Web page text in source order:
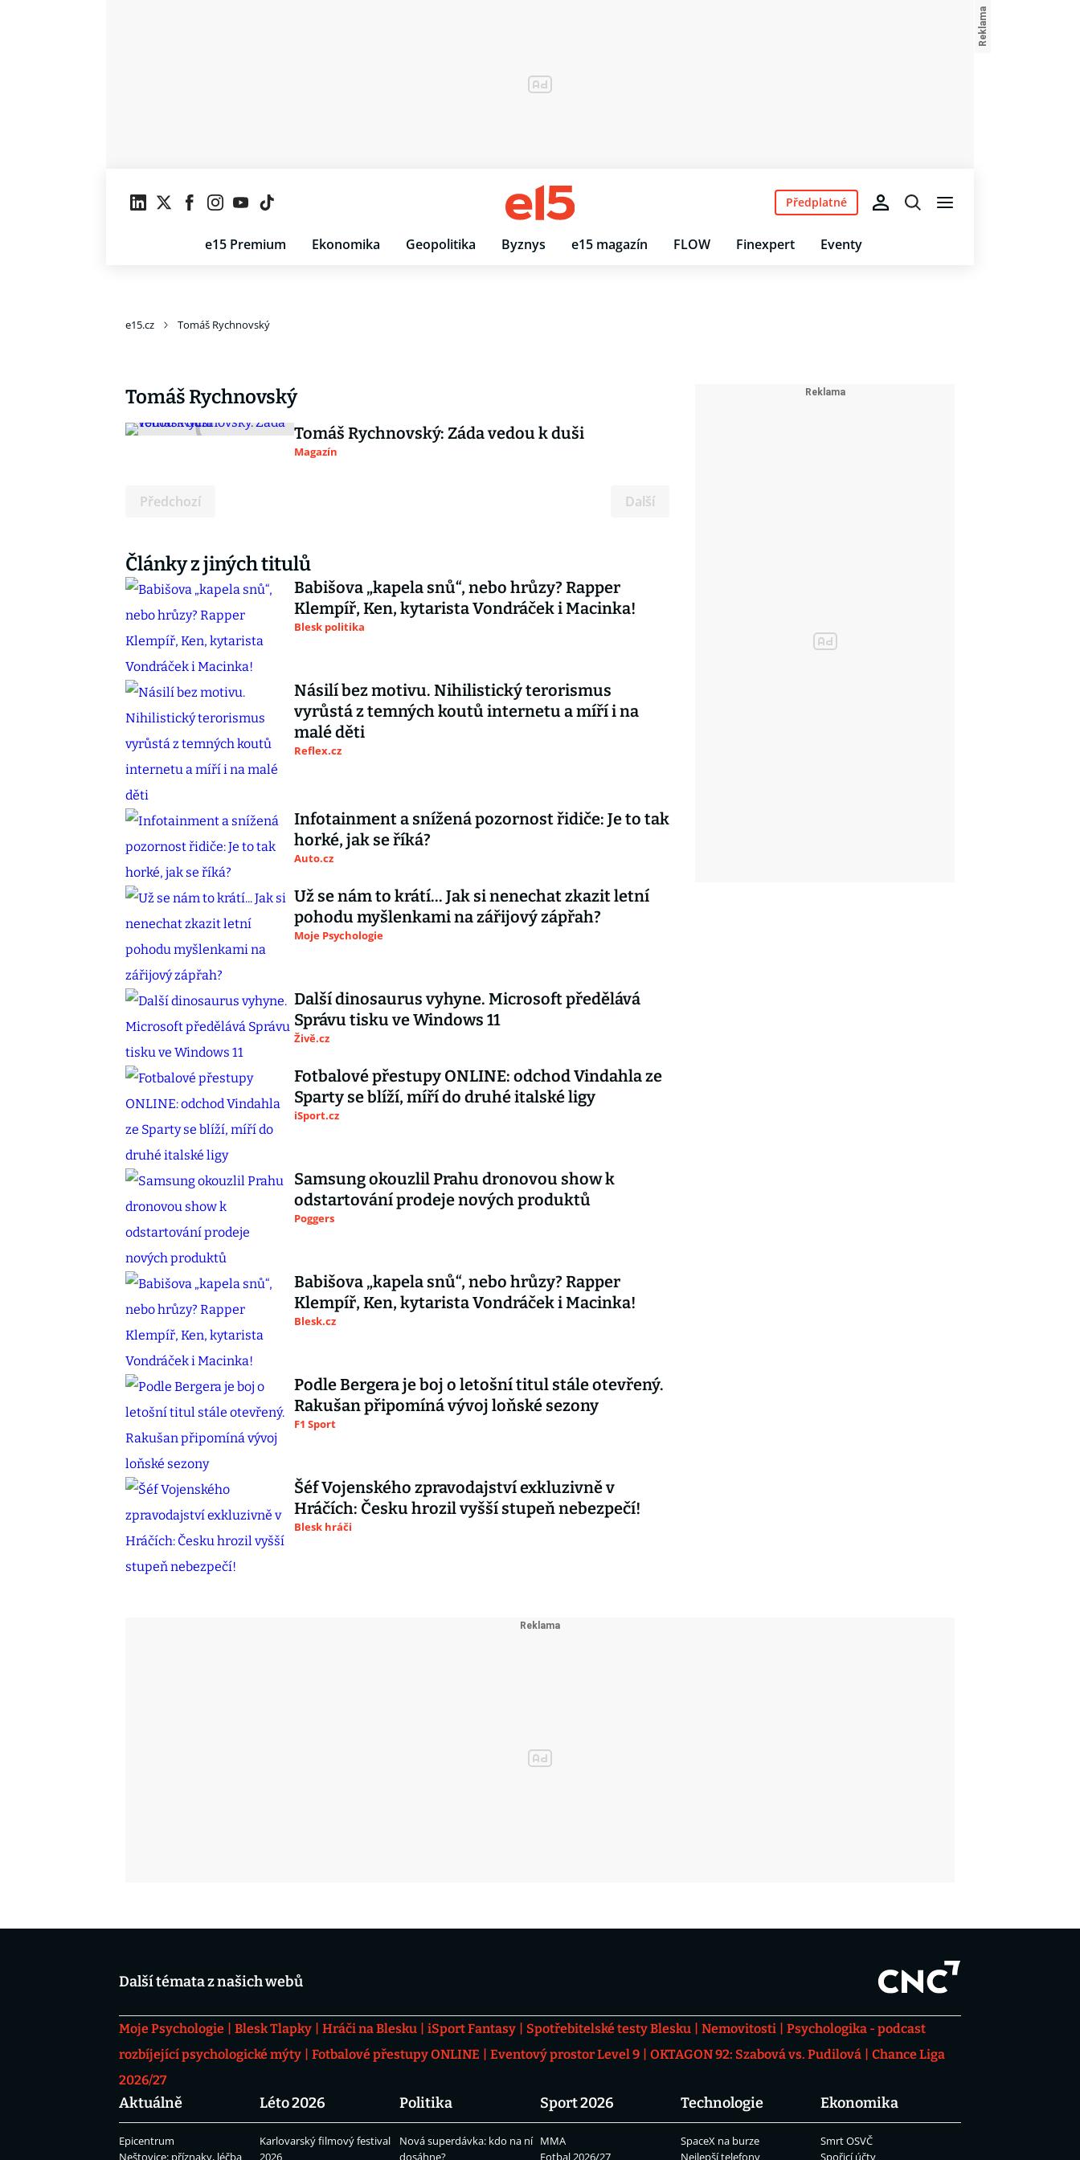
e15 Premium Ekonomika Geopolitika Byznys e15 magazín FLOW Finexpert Eventy
Předplatné
e15.cz Tomáš Rychnovský
Tomáš Rychnovský
Tomáš Rychnovský: Záda vedou k duši
Magazín
Předchozí Další
Články z jiných titulů
Babišova „kapela snů“, nebo hrůzy? Rapper
Klempíř, Ken, kytarista Vondráček i Macinka!
Blesk politika
Násilí bez motivu. Nihilistický terorismus
vyrůstá z temných koutů internetu a míří i na
malé děti
Reflex.cz
Infotainment a snížená pozornost řidiče: Je to tak
horké, jak se říká?
Auto.cz
Už se nám to krátí... Jak si nenechat zkazit letní
pohodu myšlenkami na zářijový zápřah?
Moje Psychologie
Další dinosaurus vyhyne. Microsoft předělává
Správu tisku ve Windows 11
Živě.cz
Fotbalové přestupy ONLINE: odchod Vindahla ze
Sparty se blíží, míří do druhé italské ligy
iSport.cz
Samsung okouzlil Prahu dronovou show k
odstartování prodeje nových produktů
Poggers
Babišova „kapela snů“, nebo hrůzy? Rapper
Klempíř, Ken, kytarista Vondráček i Macinka!
Blesk.cz
Podle Bergera je boj o letošní titul stále otevřený.
Rakušan připomíná vývoj loňské sezony
F1 Sport
Šéf Vojenského zpravodajství exkluzivně v
Hráčích: Česku hrozil vyšší stupeň nebezpečí!
Blesk hráči
Další témata z našich webů
Moje Psychologie Blesk Tlapky Hráči na Blesku iSport Fantasy Spotřebitelské testy Blesku Nemovitosti
Psychologika - podcast
rozbíjející psychologické mýty
Fotbalové přestupy ONLINE Eventový prostor Level 9 OKTAGON 92: Szabová vs. Pudilová
Chance Liga
2026/27
Aktuálně
Epicentrum
Neštovice: příznaky, léčba
Léto 2026
Karlovarský filmový festival
2026
Politika
Nová superdávka: kdo na ní
dosáhne?
Sport 2026
MMA
Fotbal 2026/27
Technologie
SpaceX na burze
Nejlepší telefony
Ekonomika
Smrt OSVČ
Spořicí účty